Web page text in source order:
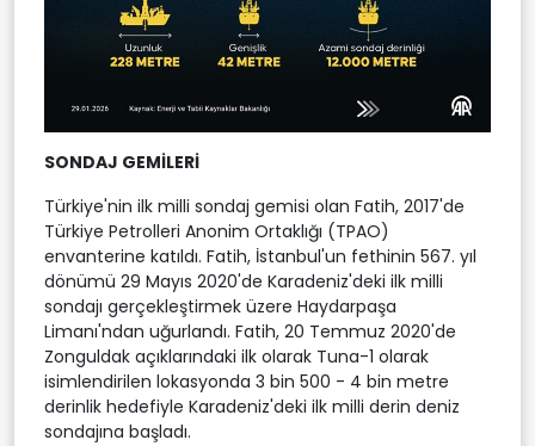
SONDAJ GEMİLERİ
Türkiye'nin ilk milli sondaj gemisi olan Fatih, 2017'de
Türkiye Petrolleri Anonim Ortaklığı (TPAO)
envanterine katıldı. Fatih, İstanbul'un fethinin 567. yıl
dönümü 29 Mayıs 2020'de Karadeniz'deki ilk milli
sondajı gerçekleştirmek üzere Haydarpaşa
Limanı'ndan uğurlandı. Fatih, 20 Temmuz 2020'de
Zonguldak açıklarındaki ilk olarak Tuna-1 olarak
isimlendirilen lokasyonda 3 bin 500 - 4 bin metre
derinlik hedefiyle Karadeniz'deki ilk milli derin deniz
sondajına başladı.